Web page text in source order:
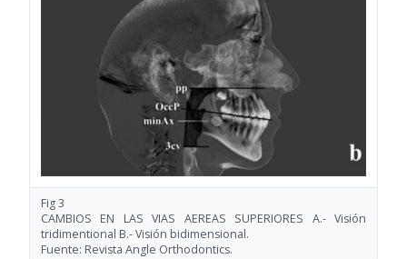
Fig 3
CAMBIOS EN LAS VIAS AEREAS SUPERIORES A.- Visión
tridimentional B.- Visión bidimensional.
Fuente: Revista Angle Orthodontics.